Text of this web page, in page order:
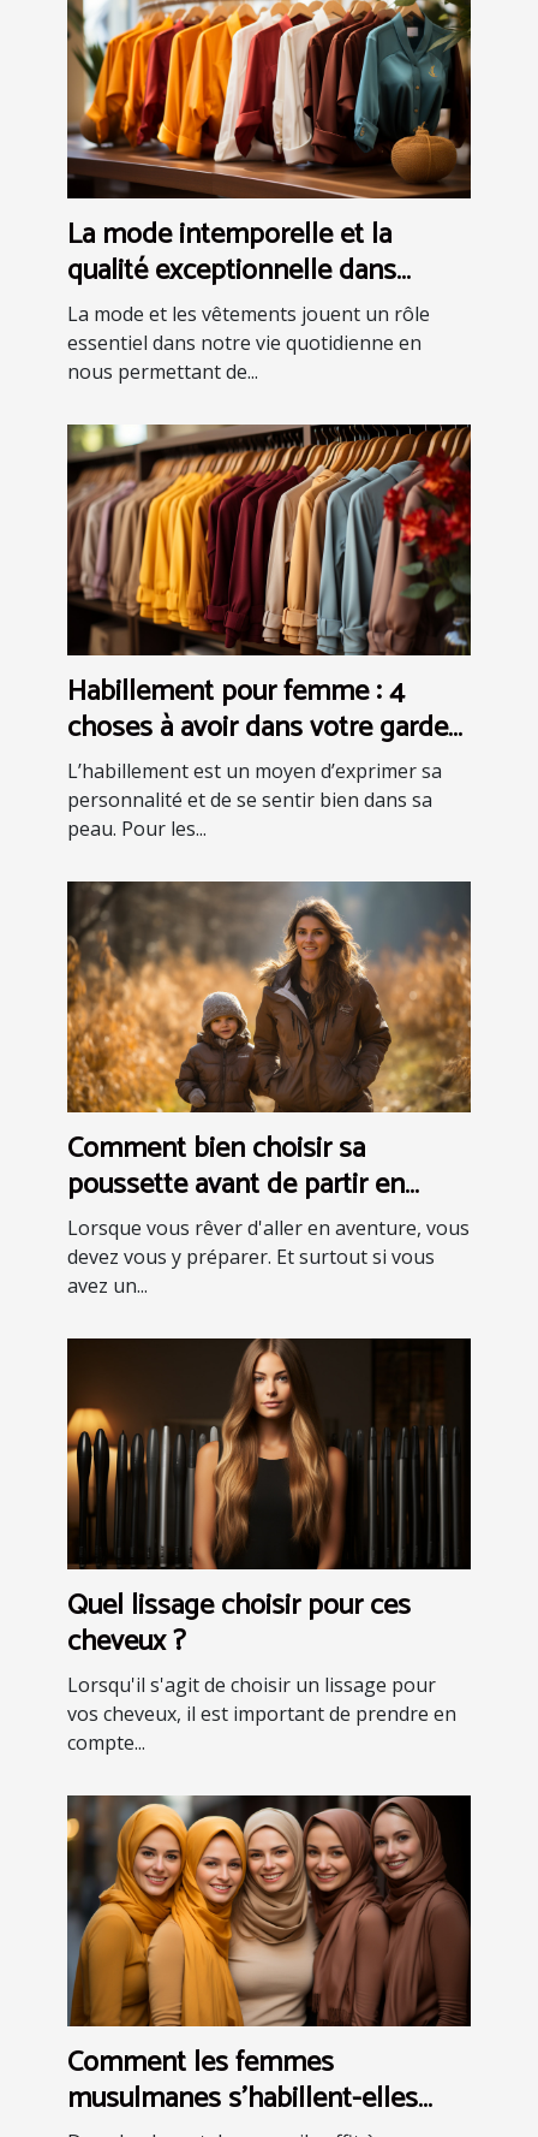
La mode intemporelle et la
qualité exceptionnelle dans
l'univers des vêtements
La mode et les vêtements jouent un rôle
essentiel dans notre vie quotidienne en
nous permettant de...
Habillement pour femme : 4
choses à avoir dans votre garde-
robe pour être bien habillée
L’habillement est un moyen d’exprimer sa
personnalité et de se sentir bien dans sa
peau. Pour les...
Comment bien choisir sa
poussette avant de partir en
aventure ?
Lorsque vous rêver d'aller en aventure, vous
devez vous y préparer. Et surtout si vous
avez un...
Quel lissage choisir pour ces
cheveux ?
Lorsqu'il s'agit de choisir un lissage pour
vos cheveux, il est important de prendre en
compte...
Comment les femmes
musulmanes s'habillent-elles